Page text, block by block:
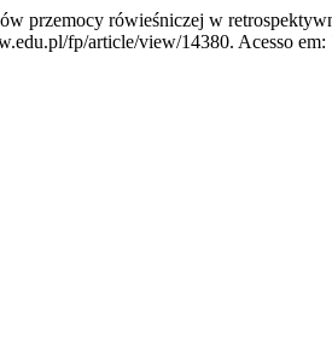
przemocy rówieśniczej w
fp/article/view/14380. Acesso em: